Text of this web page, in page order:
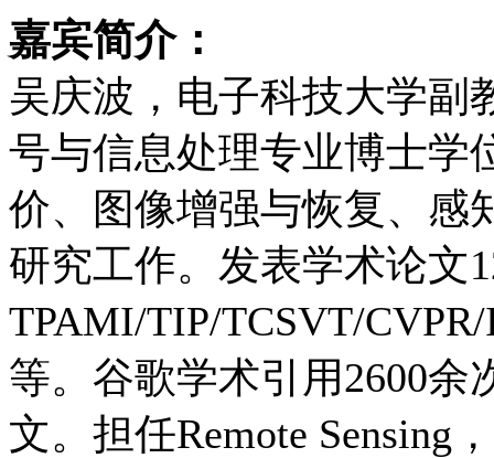
嘉宾简介：
吴庆波，电子科技大学副
号与信息处理专业博士学
价、图像增强与恢复、感
研究工作。发表学术论文
TPAMI/TIP/TCSVT/
等。谷歌学术引用2600余
文。担任Remote Sensing